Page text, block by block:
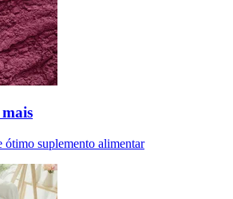
ótimo suplemento alimentar